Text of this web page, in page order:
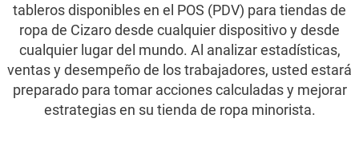
ACUERDO DE LICENCIA DEL USUARIO EULA FINAL DE
CIZARO
tableros disponibles en el POS (PDV) para tiendas de
ropa de Cizaro desde cualquier dispositivo y desde
cualquier lugar del mundo. Al analizar estadísticas,
ventas y desempeño de los trabajadores, usted estará
preparado para tomar acciones calculadas y mejorar
estrategias en su tienda de ropa minorista.